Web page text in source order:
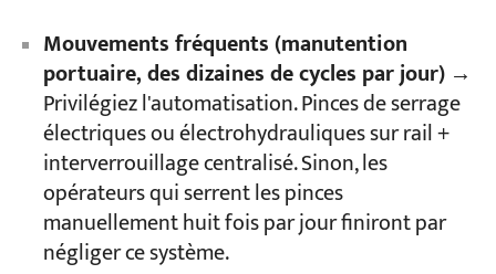
Mouvements fréquents (manutention
portuaire, des dizaines de cycles par jour)→
Privilégiez l'automatisation. Pinces de serrage
électriques ou électrohydrauliques sur rail +
interverrouillage centralisé. Sinon, les
opérateurs qui serrent les pinces
manuellement huit fois par jour finiront par
négliger ce système.